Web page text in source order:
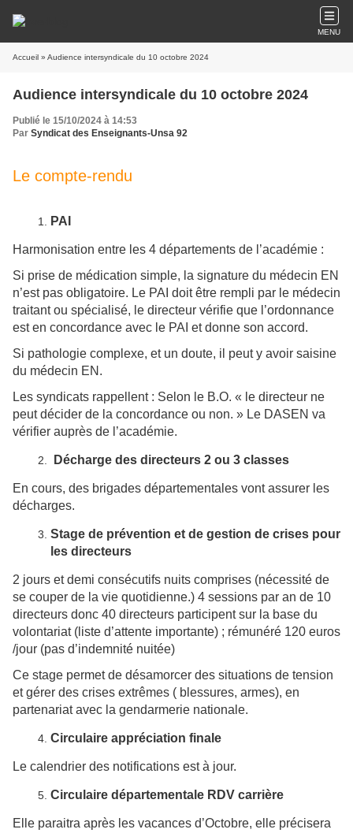
MENU
Accueil » Audience intersyndicale du 10 octobre 2024
Audience intersyndicale du 10 octobre 2024
Publié le 15/10/2024 à 14:53
Par Syndicat des Enseignants-Unsa 92
Le compte-rendu
PAI
Harmonisation entre les 4 départements de l’académie :
Si prise de médication simple, la signature du médecin EN
n’est pas obligatoire. Le PAI doit être rempli par le médecin
traitant ou spécialisé, le directeur vérifie que l’ordonnance
est en concordance avec le PAI et donne son accord.
Si pathologie complexe, et un doute, il peut y avoir saisine
du médecin EN.
Les syndicats rappellent : Selon le B.O. « le directeur ne
peut décider de la concordance ou non. » Le DASEN va
vérifier auprès de l’académie.
Décharge des directeurs 2 ou 3 classes
En cours, des brigades départementales vont assurer les
décharges.
Stage de prévention et de gestion de crises pour
les directeurs
2 jours et demi consécutifs nuits comprises (nécessité de
se couper de la vie quotidienne.) 4 sessions par an de 10
directeurs donc 40 directeurs participent sur la base du
volontariat (liste d’attente importante) ; rémunéré 120 euros
/jour (pas d’indemnité nuitée)
Ce stage permet de désamorcer des situations de tension
et gérer des crises extrêmes ( blessures, armes), en
partenariat avec la gendarmerie nationale.
Circulaire appréciation finale
Le calendrier des notifications est à jour.
Circulaire départementale RDV carrière
Elle paraitra après les vacances d’Octobre, elle précisera